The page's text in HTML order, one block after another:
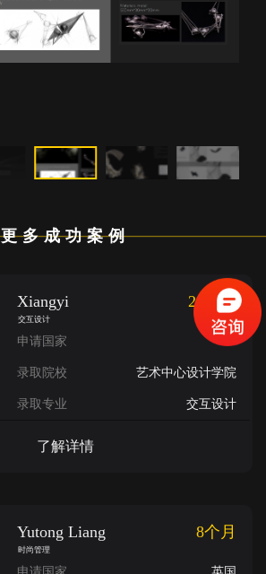
更多成功案例
Xiangyi
交互设计
2018年
申请国家
录取院校 艺术中心设计学院
录取专业 交互设计
了解详情
Yutong Liang
时尚管理
8个月